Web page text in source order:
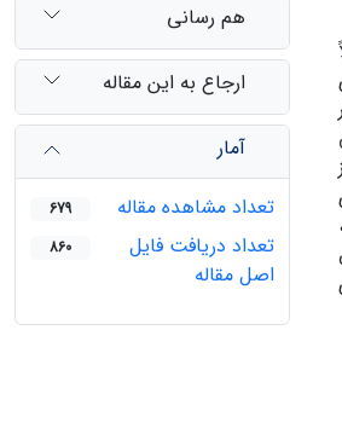
هم رسانی
ارجاع به این مقاله
آمار
تعداد مشاهده مقاله
679
تعداد دریافت فایل
اصل مقاله
860